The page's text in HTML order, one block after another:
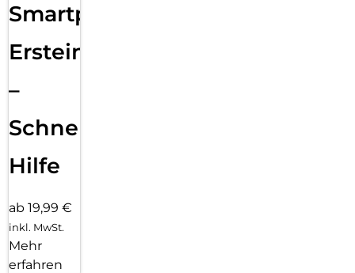
Smartphone
Ersteinrichtung
–
Schnelle
Hilfe
ab 19,99 €
inkl. MwSt.
Mehr
erfahren